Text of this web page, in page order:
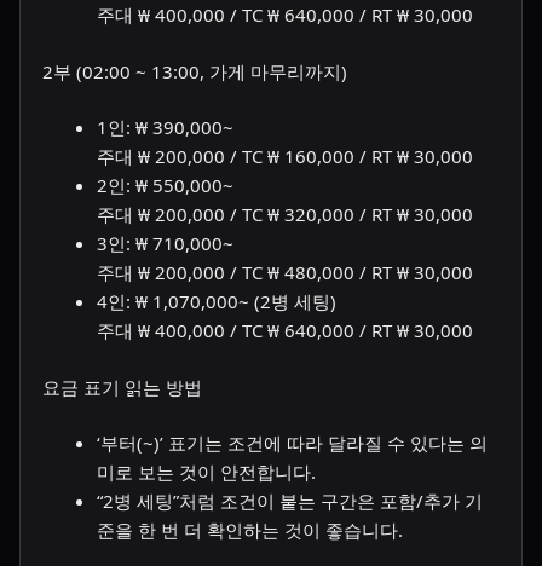
주대 ₩ 400,000 / TC ₩ 640,000 / RT ₩ 30,000
2부 (02:00 ~ 13:00, 가게 마무리까지)
1인: ₩ 390,000~
주대 ₩ 200,000 / TC ₩ 160,000 / RT ₩ 30,000
2인: ₩ 550,000~
주대 ₩ 200,000 / TC ₩ 320,000 / RT ₩ 30,000
3인: ₩ 710,000~
주대 ₩ 200,000 / TC ₩ 480,000 / RT ₩ 30,000
4인: ₩ 1,070,000~ (2병 세팅)
주대 ₩ 400,000 / TC ₩ 640,000 / RT ₩ 30,000
요금 표기 읽는 방법
‘부터(~)’ 표기는 조건에 따라 달라질 수 있다는 의
미로 보는 것이 안전합니다.
“2병 세팅”처럼 조건이 붙는 구간은 포함/추가 기
준을 한 번 더 확인하는 것이 좋습니다.